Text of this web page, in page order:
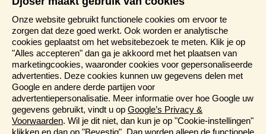
Disclaimer
Cookiebeleid
Privacy verklaring
Reis en boek met Djoser zekerheid
Meer weten?
Brochures aanvragen
Informatiedagen
Magazine
Onze website gebruikt functionele cookies om ervoor te
zorgen dat deze goed werkt. Ook worden er analytische
cookies geplaatst om het websitebezoek te meten. Klik je op
"Alles accepteren" dan ga je akkoord met het plaatsen van
marketingcookies, waaronder cookies voor gepersonaliseerde
advertenties. Deze cookies kunnen uw gegevens delen met
Google en andere derde partijen voor
advertentiepersonalisatie. Meer informatie over hoe Google uw
gegevens gebruikt, vindt u op Google’s Privacy &
Voorwaarden. Wil je dit niet, dan kun je op "Cookie-instellingen"
klikken en dan op "Bevestig". Dan worden alleen de functionele